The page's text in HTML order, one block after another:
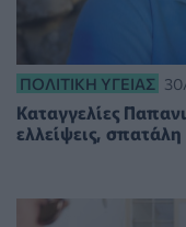
ΠΟΛΙΤΙΚΉ ΥΓΕΊΑΣ
Καταγγελίες
ελλείψεις,